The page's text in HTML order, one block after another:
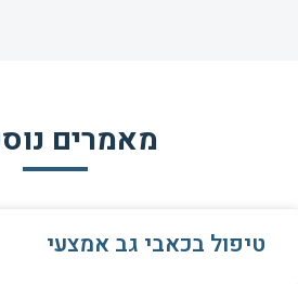
מאמרים
טיפול בכאבי גב אמצעי